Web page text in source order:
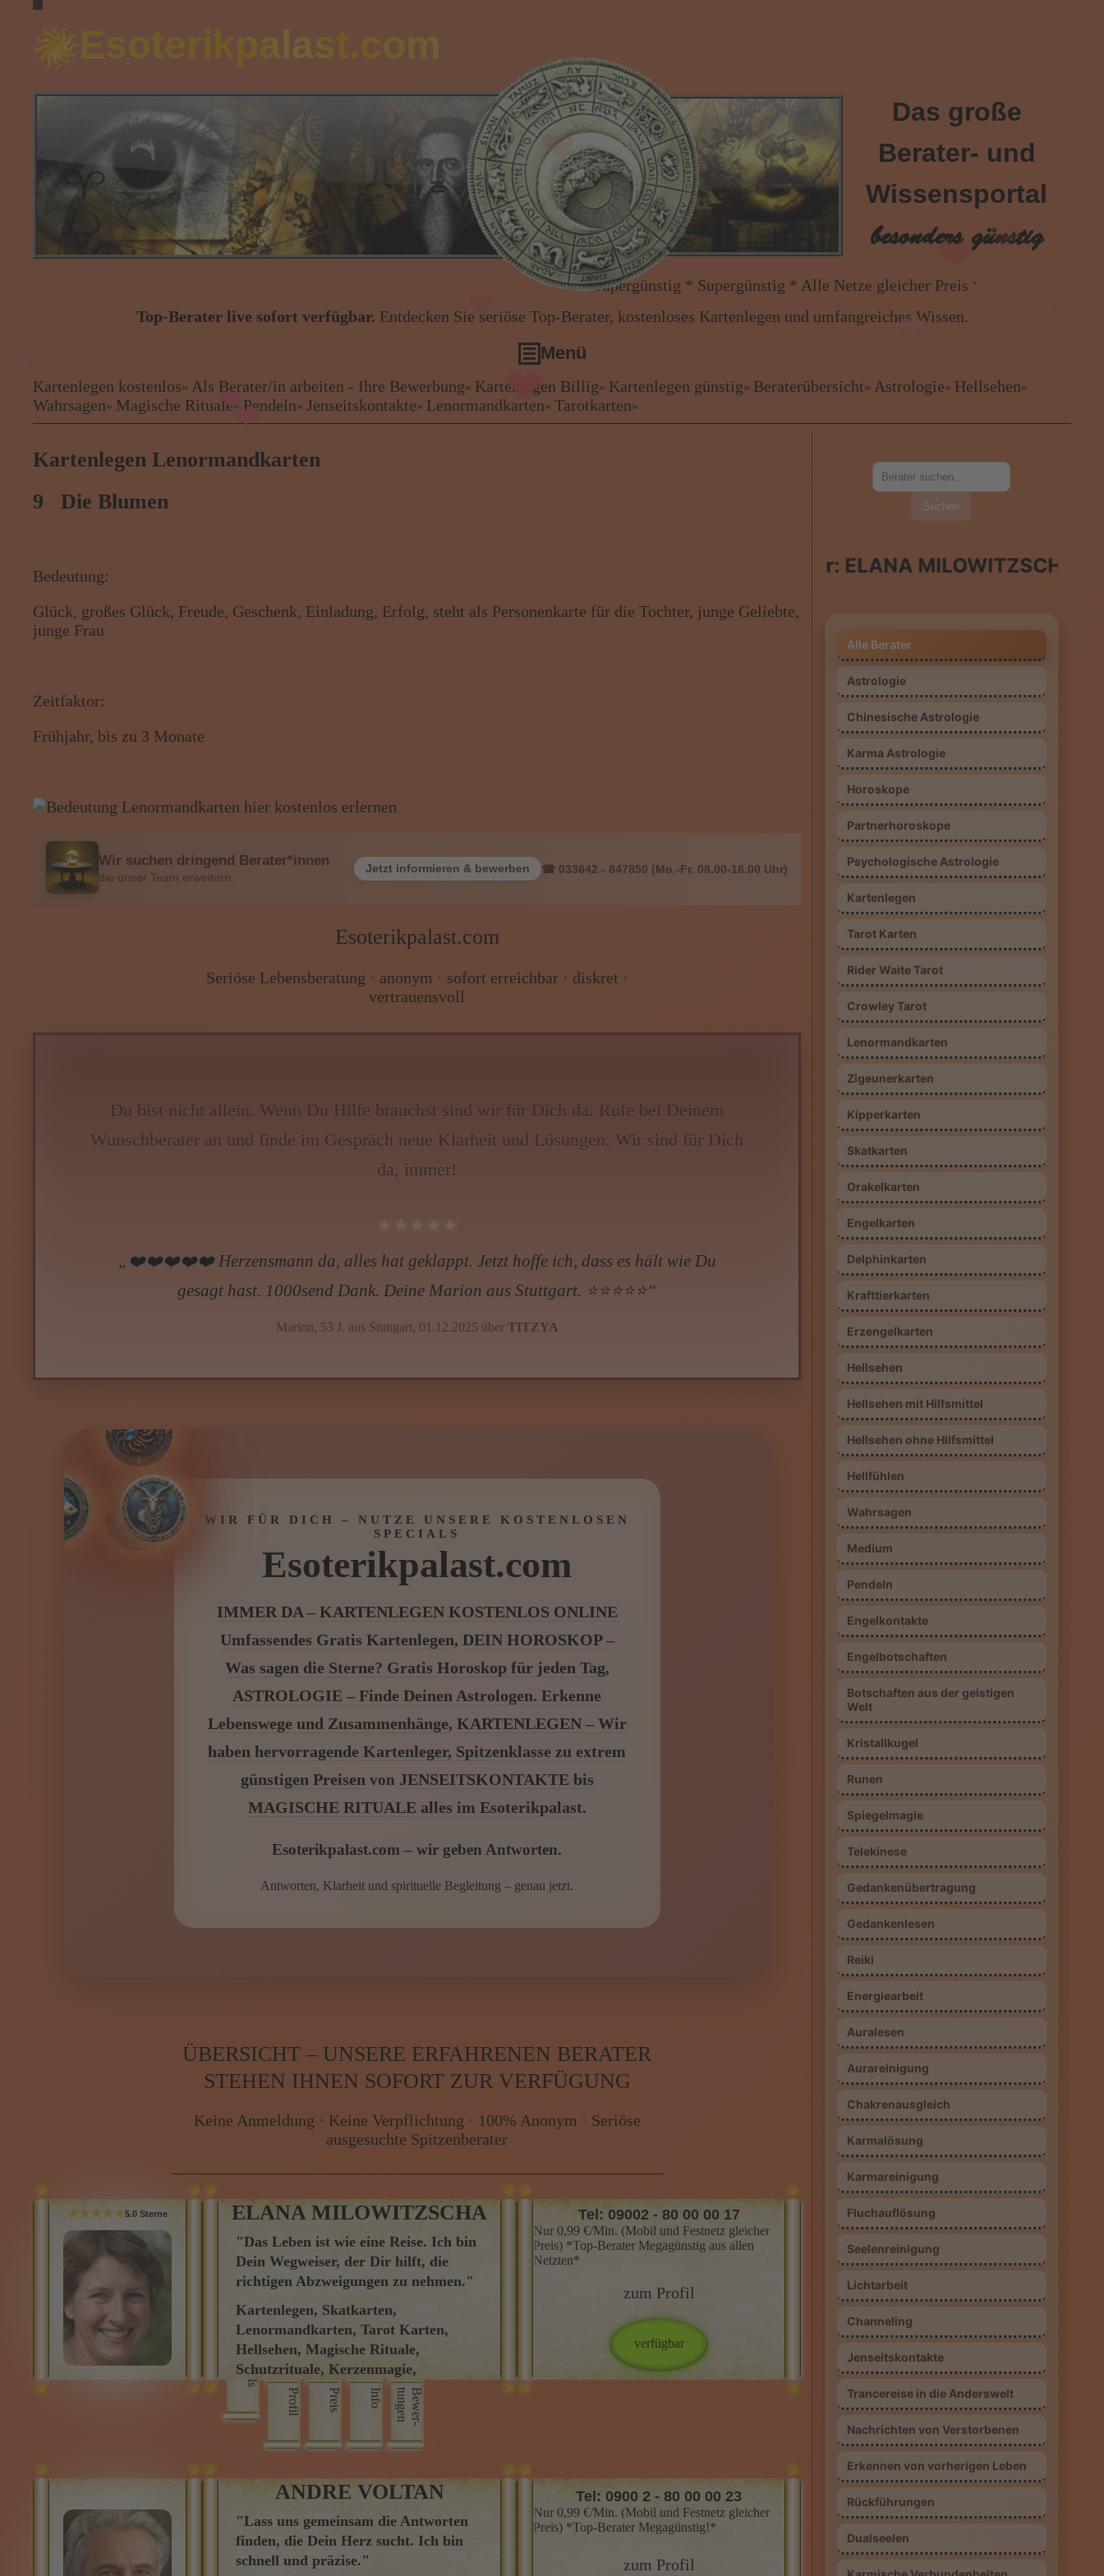
❤
❤
❤
❤
❤
❤
❤
Esoterikpalast.com
Das große
Berater- und
Wissensportal
besonders günstig
Supergünstig * Supergünstig * Alle Netze gleicher Preis * Handy und Festnetz gleicher
Top-Berater live sofort verfügbar. Entdecken Sie seriöse Top-Berater, kostenloses Kartenlegen und umfangreiches Wissen.
Menü
Kartenlegen kostenlos
Als Berater/in arbeiten - Ihre Bewerbung
Kartenlegen günstig
Astrologie
Lenormandkarten
Menü: Beraterübersicht von A bis Z
Menü: Kartenlegen kostenlos, Jobs, Wissen von A - Z
Kartenlegen kostenlos» Als Berater/in arbeiten - Ihre Bewerbung» Kartenlegen Billig» Kartenlegen günstig» Beraterübersicht» Astrologie» Hellsehen»
Wahrsagen» Magische Rituale» Pendeln»Jenseitskontakte» Lenormandkarten»Tarotkarten»
Kartenlegen Lenormandkarten
9 Die Blumen
Bedeutung:
Glück, großes Glück, Freude, Geschenk, Einladung, Erfolg, steht als Personenkarte für die Tochter, junge Geliebte,
junge Frau
Zeitfaktor:
Frühjahr, bis zu 3 Monate
Wir suchen dringend Berater*innen
die unser Team erweitern.
Jetzt informieren & bewerben ☎ 033642 - 847850 (Mo.-Fr. 08.00-18.00 Uhr)
Esoterikpalast.com
Seriöse Lebensberatung · anonym · sofort erreichbar · diskret ·
vertrauensvoll
Du bist nicht allein. Wenn Du Hilfe brauchst sind wir für Dich da. Rufe bei Deinem
Wunschberater an und finde im Gespräch neue Klarheit und Lösungen. Wir sind für Dich
da, immer!
„❤️✨Ich habe wegen einer alten Herzensgeschichte angerufen, die mich seit Jahren nicht
losließ. Anja-Maria hat mit so viel Wärme gesprochen, dass ich mitten im Gespräch weinen
musste. Sie hat mir geholfen, loszulassen – und gleichzeitig Hoffnung zu behalten. Kurz
WIR FÜR DICH – NUTZE UNSERE KOSTENLOSEN
Esoterikpalast.com
IMMER DA – KARTENLEGEN KOSTENLOS ONLINE
Umfassendes Gratis Kartenlegen,DEIN HOROSKOP –
Was sagen die Sterne? Gratis Horoskop für jeden Tag,
ASTROLOGIE – Finde Deinen Astrologen. Erkenne
Lebenswege und Zusammenhänge,KARTENLEGEN – Wir
haben hervorragende Kartenleger, Spitzenklasse zu extrem
ÜBERSICHT – UNSERE ERFAHRENEN BERATER
STEHEN IHNEN SOFORT ZUR VERFÜGUNG
Keine Anmeldung · Keine Verpflichtung · 100% Anonym · Seriöse
ausgesuchte Spitzenberater
★★★★★ ELANA MILOWITZSCHA
"Das Leben ist wie eine Reise. Ich bin
Dein Wegweiser, der Dir hilft, die
richtigen Abzweigungen zu nehmen."
Kartenlegen, Skatkarten,
Lenormandkarten, Tarot Karten,
Hellsehen, Magische Rituale,
Schutzrituale, Kerzenmagie,
Liebeszauber, Wahrsagen, Hellfühlig
Mein Name ist ELANA
MILOWITZSCHA Seit über 30
Jahren besitze ich Erfahrung im
Kartenlegen Herzlich Willkommen bei
mir, Ich bin ELANA
Tarotkarten. Danach absolvierte ich
ein Studium der Psychologie und
belegte erfolgreich mein Diplom. Ich
berate Sie sehr feinfühlend in den
Bereichen Liebe und Partnerschaft,
09002 - 80 00 00 17 (0,99 €/Min. Mobil
und Festnetz gleicher Preis) *Top-
Beraterin dauerhaft günstig aus allen
Netzen*
Preis Info
Nur 0,99 €/Min. (Mobil und Festnetz gleicher
zum Profil
ANDRE VOLTAN Tel: 0900 2 - 80 00 00 23
Nur 0,99 €/Min. (Mobil und Festnetz gleicher
Suchen
Freie Berater: ELANA MILOWITZSCHA Im
Alle Berater
Astrologie
Chinesische Astrologie
Karma Astrologie
Horoskope
Partnerhoroskope
Psychologische Astrologie
Kartenlegen
Tarot Karten
Rider Waite Tarot
Crowley Tarot
Lenormandkarten
Zigeunerkarten
Kipperkarten
Skatkarten
Orakelkarten
Engelkarten
Delphinkarten
Krafttierkarten
Erzengelkarten
Hellsehen
Hellsehen mit Hilfsmittel
Hellsehen ohne Hilfsmittel
Hellfühlen
Wahrsagen
Medium
Pendeln
Engelkontakte
Engelbotschaften
Botschaften aus der geistigen
Welt
Kristallkugel
Runen
Spiegelmagie
Telekinese
Gedankenübertragung
Gedankenlesen
Reiki
Energiearbeit
Auralesen
Aurareinigung
Chakrenausgleich
Karmalösung
Karmareinigung
Fluchauflösung
Seelenreinigung
Lichtarbeit
Channeling
Jenseitskontakte
Trancereise in die Anderswelt
Nachrichten von Verstorbenen
Erkennen von vorherigen Leben
Rückführungen
Dualseelen